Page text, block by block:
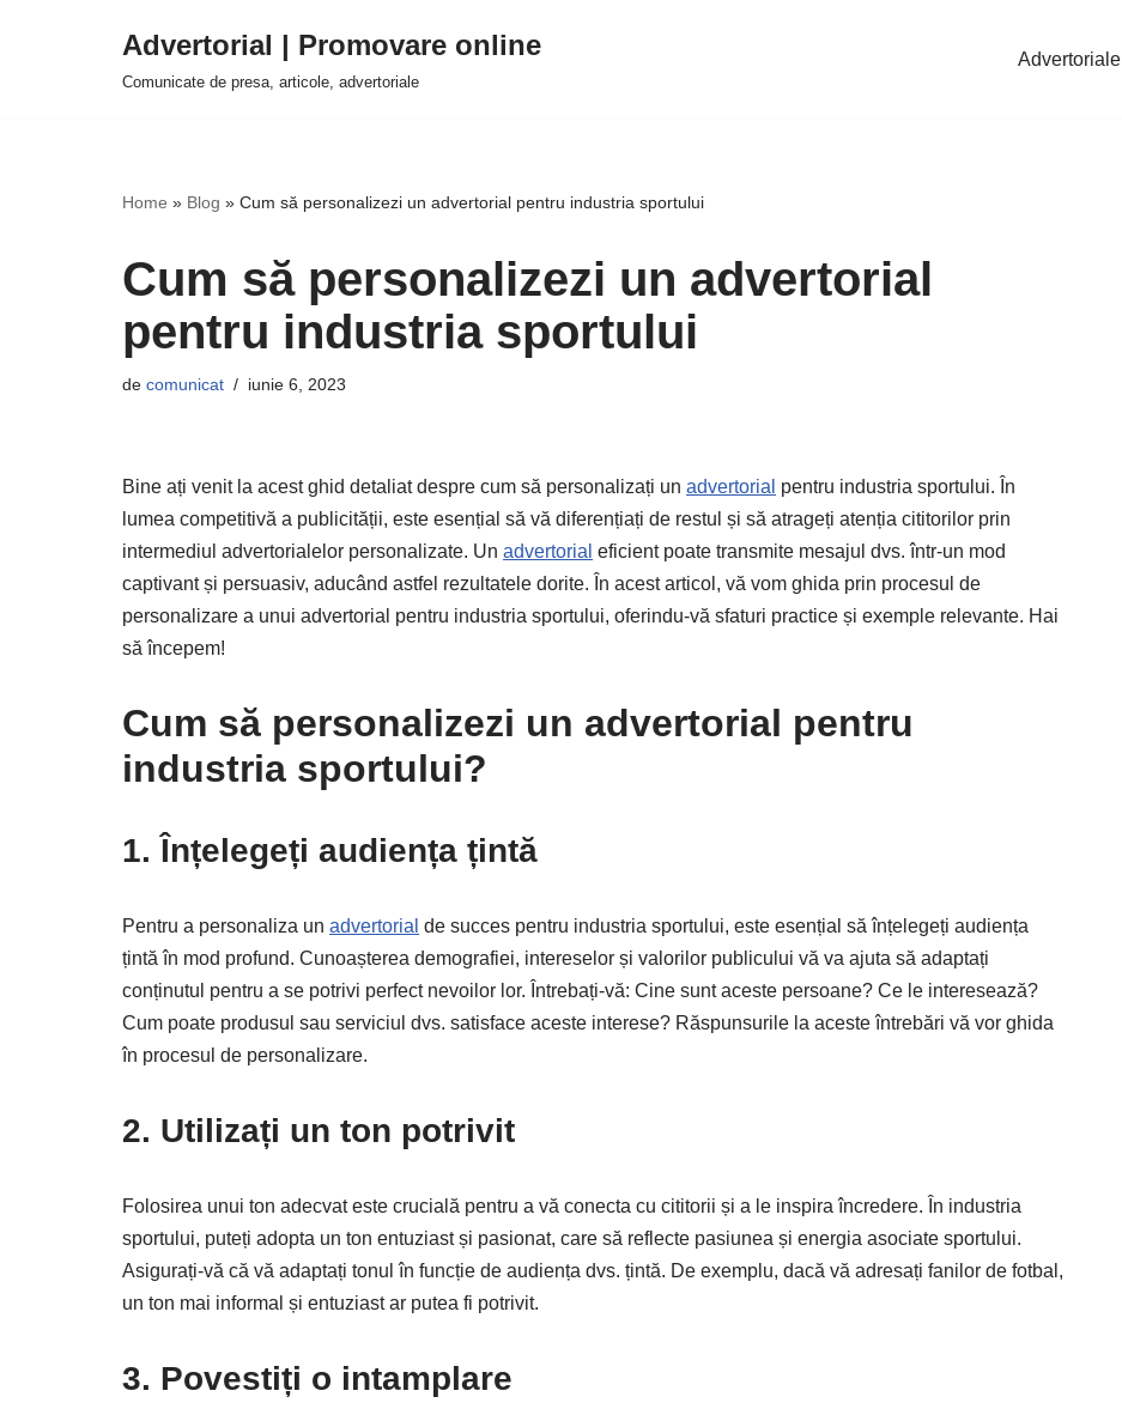
Advertorial | Promovare online
Comunicate de presa, articole, advertoriale
Advertoriale
Home » Blog » Cum să personalizezi un advertorial pentru industria sportului
Cum să personalizezi un advertorial
pentru industria sportului
de comunicat iunie 6, 2023
Bine ați venit la acest ghid detaliat despre cum să personalizați un advertorial pentru industria sportului. În
lumea competitivă a publicității, este esențial să vă diferențiați de restul și să atrageți atenția cititorilor prin
intermediul advertorialelor personalizate. Un advertorial eficient poate transmite mesajul dvs. într-un mod
captivant și persuasiv, aducând astfel rezultatele dorite. În acest articol, vă vom ghida prin procesul de
personalizare a unui advertorial pentru industria sportului, oferindu-vă sfaturi practice și exemple relevante. Hai
să începem!
Cum să personalizezi un advertorial pentru
industria sportului?
1. Înțelegeți audiența țintă
Pentru a personaliza un advertorial de succes pentru industria sportului, este esențial să înțelegeți audiența
țintă în mod profund. Cunoașterea demografiei, intereselor și valorilor publicului vă va ajuta să adaptați
conținutul pentru a se potrivi perfect nevoilor lor. Întrebați-vă: Cine sunt aceste persoane? Ce le interesează?
Cum poate produsul sau serviciul dvs. satisface aceste interese? Răspunsurile la aceste întrebări vă vor ghida
în procesul de personalizare.
2. Utilizați un ton potrivit
Folosirea unui ton adecvat este crucială pentru a vă conecta cu cititorii și a le inspira încredere. În industria
sportului, puteți adopta un ton entuziast și pasionat, care să reflecte pasiunea și energia asociate sportului.
Asigurați-vă că vă adaptați tonul în funcție de audiența dvs. țintă. De exemplu, dacă vă adresați fanilor de fotbal,
un ton mai informal și entuziast ar putea fi potrivit.
3. Povestiți o intamplare